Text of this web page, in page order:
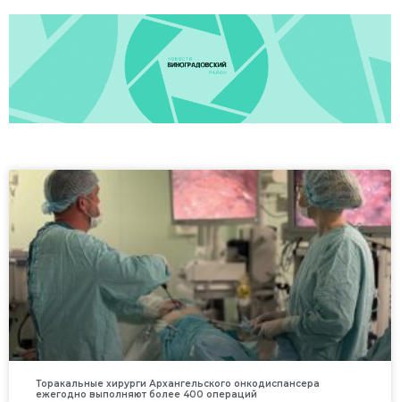
Торакальные хирурги Архангельского онкодиспансера
ежегодно выполняют более 400 операций